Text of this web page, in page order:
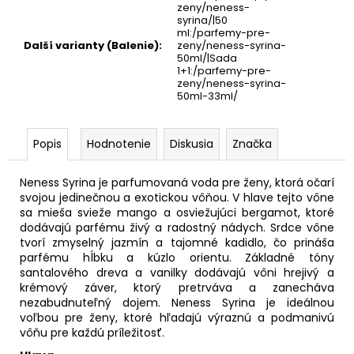
Další varianty (Balenie):
zeny/neness-
syrina/|50
ml:/parfemy-pre-
zeny/neness-syrina-
50ml/|Sada
1+1:/parfemy-pre-
zeny/neness-syrina-
50ml-33ml/
Popis Hodnotenie Diskusia Značka
Neness Syrina je parfumovaná voda pre ženy, ktorá očarí
svojou jedinečnou a exotickou vôňou. V hlave tejto vône
sa mieša svieže mango a osviežujúci bergamot, ktoré
dodávajú parfému živý a radostný nádych. Srdce vône
tvorí zmyselný jazmín a tajomné kadidlo, čo prináša
parfému hĺbku a kúzlo orientu. Základné tóny
santalového dreva a vanilky dodávajú vôni hrejivý a
krémový záver, ktorý pretrváva a zanecháva
nezabudnuteľný dojem. Neness Syrina je ideálnou
voľbou pre ženy, ktoré hľadajú výraznú a podmanivú
vôňu pre každú príležitosť.